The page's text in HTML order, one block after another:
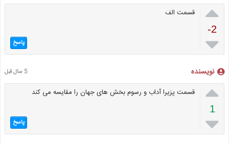

-2

قسمت الف
پاسخ
نویسنده 5 سال قبل

1

قسمت پزیرا آداب و رسوم بخش های جهان را مقایسه می کند
پاسخ